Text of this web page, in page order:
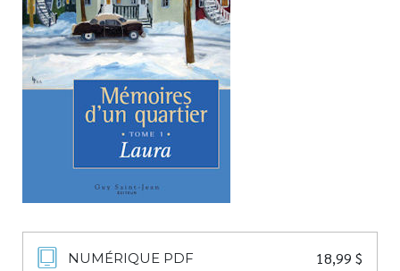
Nouveautés
Numérique
Livres audio
Meilleurs vendeurs
Page vedette
CONTACT
NUMÉRIQUE PDF 18,99 $